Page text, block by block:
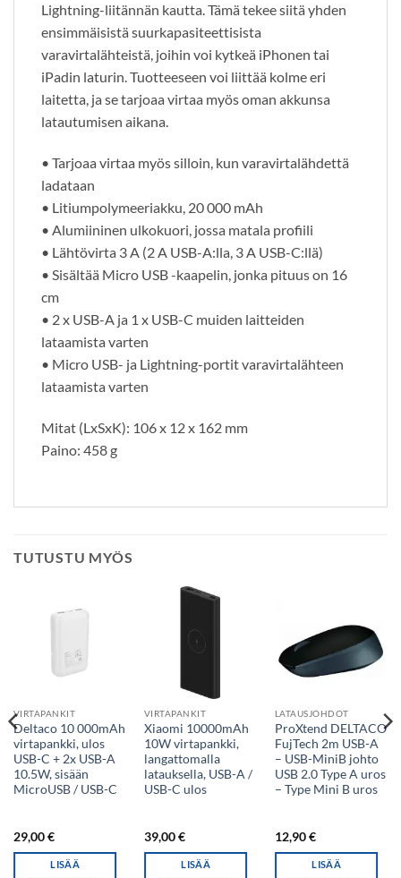
Lightning-liitännän kautta. Tämä tekee siitä yhden
ensimmäisistä suurkapasiteettisista
varavirtalähteistä, joihin voi kytkeä iPhonen tai
iPadin laturin. Tuotteeseen voi liittää kolme eri
laitetta, ja se tarjoaa virtaa myös oman akkunsa
latautumisen aikana.
• Tarjoaa virtaa myös silloin, kun varavirtalähdettä
ladataan
• Litiumpolymeeriakku, 20 000 mAh
• Alumiininen ulkokuori, jossa matala profiili
• Lähtövirta 3 A (2 A USB-A:lla, 3 A USB-C:llä)
• Sisältää Micro USB -kaapelin, jonka pituus on 16
cm
• 2 x USB-A ja 1 x USB-C muiden laitteiden
lataamista varten
• Micro USB- ja Lightning-portit varavirtalähteen
lataamista varten
Mitat (LxSxK): 106 x 12 x 162 mm
Paino: 458 g
TUTUSTU MYÖS
VIRTAPANKIT
Deltaco 10 000mAh
virtapankki, ulos
USB-C + 2x USB-A
10.5W, sisään
MicroUSB / USB-C
29,00€
LISÄÄ
VIRTAPANKIT
Xiaomi 10000mAh
10W virtapankki,
langattomalla
latauksella, USB-A /
USB-C ulos
39,00€
LISÄÄ
LATAUSJOHDOT
ProXtend DELTACO
FujTech 2m USB-A
– USB-MiniB johto
USB 2.0 Type A uros
– Type Mini B uros
12,90€
LISÄÄ